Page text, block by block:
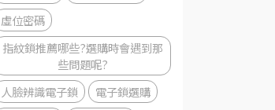
虛位密碼
指紋鎖推薦哪些?選購時會遇到那
些問題呢?
人臉辨識電子鎖
電子鎖選購